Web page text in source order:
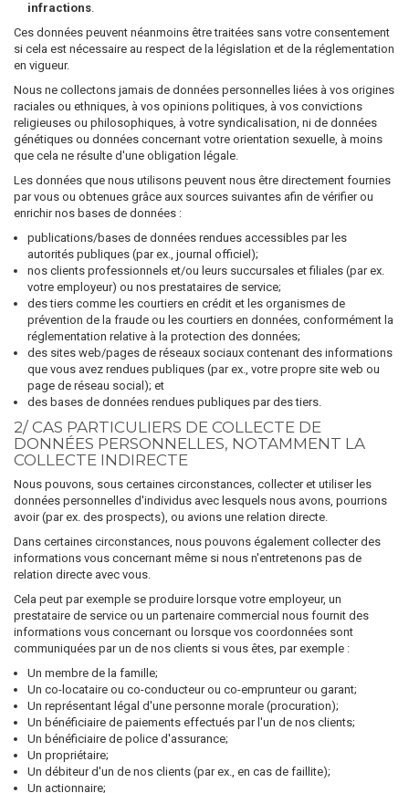
infractions.
Ces données peuvent néanmoins être traitées sans votre consentement
si cela est nécessaire au respect de la législation et de la réglementation
en vigueur.
Nous ne collectons jamais de données personnelles liées à vos origines
raciales ou ethniques, à vos opinions politiques, à vos convictions
religieuses ou philosophiques, à votre syndicalisation, ni de données
génétiques ou données concernant votre orientation sexuelle, à moins
que cela ne résulte d'une obligation légale.
Les données que nous utilisons peuvent nous être directement fournies
par vous ou obtenues grâce aux sources suivantes afin de vérifier ou
enrichir nos bases de données :
publications/bases de données rendues accessibles par les
autorités publiques (par ex., journal officiel);
nos clients professionnels et/ou leurs succursales et filiales (par ex.
votre employeur) ou nos prestataires de service;
des tiers comme les courtiers en crédit et les organismes de
prévention de la fraude ou les courtiers en données, conformément la
réglementation relative à la protection des données;
des sites web/pages de réseaux sociaux contenant des informations
que vous avez rendues publiques (par ex., votre propre site web ou
page de réseau social); et
des bases de données rendues publiques par des tiers.
2/ CAS PARTICULIERS DE COLLECTE DE
DONNÉES PERSONNELLES, NOTAMMENT LA
COLLECTE INDIRECTE
Nous pouvons, sous certaines circonstances, collecter et utiliser les
données personnelles d'individus avec lesquels nous avons, pourrions
avoir (par ex. des prospects), ou avions une relation directe.
Dans certaines circonstances, nous pouvons également collecter des
informations vous concernant même si nous n'entretenons pas de
relation directe avec vous.
Cela peut par exemple se produire lorsque votre employeur, un
prestataire de service ou un partenaire commercial nous fournit des
informations vous concernant ou lorsque vos coordonnées sont
communiquées par un de nos clients si vous êtes, par exemple :
Un membre de la famille;
Un co-locataire ou co-conducteur ou co-emprunteur ou garant;
Un représentant légal d'une personne morale (procuration);
Un bénéficiaire de paiements effectués par l'un de nos clients;
Un bénéficiaire de police d'assurance;
Un propriétaire;
Un débiteur d'un de nos clients (par ex., en cas de faillite);
Un actionnaire;